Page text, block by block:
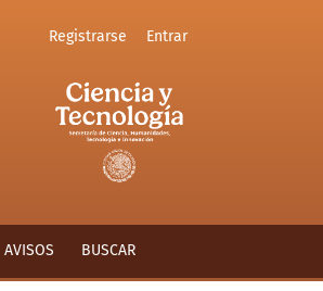
Registrarse Entrar
AVISOS BUSCAR